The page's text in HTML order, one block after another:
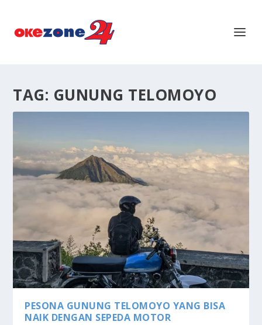
TAG: GUNUNG TELOMOYO
PESONA GUNUNG TELOMOYO YANG BISA
NAIK DENGAN SEPEDA MOTOR